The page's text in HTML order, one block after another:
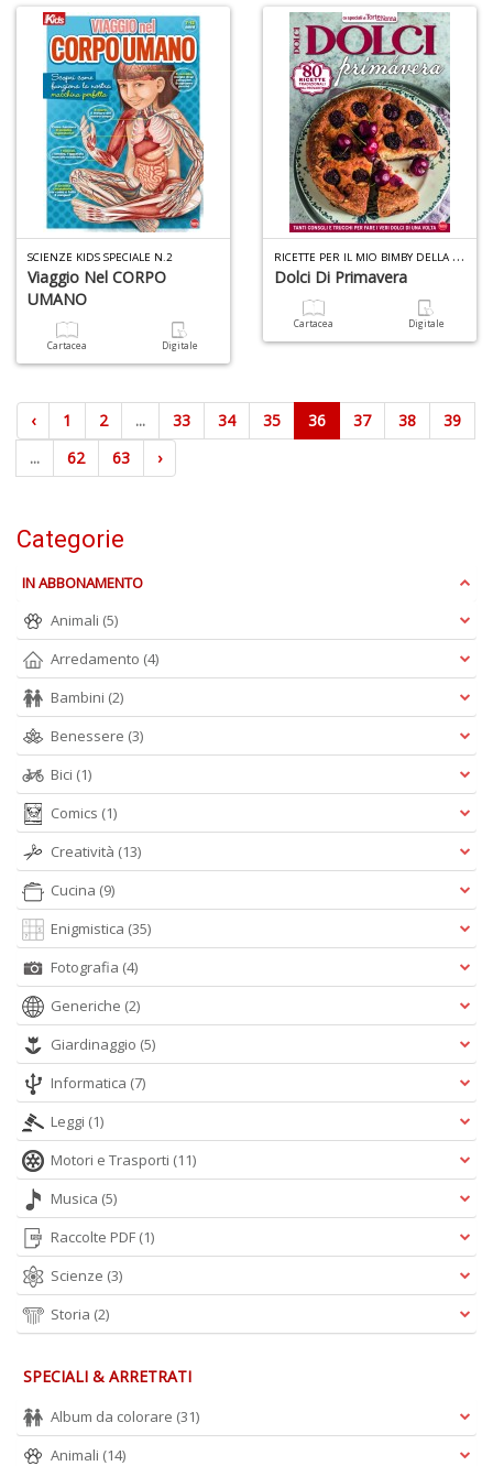
SCIENZE KIDS SPECIALE N.2
Viaggio Nel CORPO
UMANO
Cartacea Digitale
R
ICETTE PER IL MIO BIMBY DELLA NONNA N.1
Dolci Di Primavera
Cartacea Digitale
‹ 1 2 ... 33 34 35 36 37 38
39
...
62 63 ›
Categorie
IN ABBONAMENTO
Animali (5)
Arredamento (4)
Bambini (2)
Benessere (3)
Bici (1)
Comics (1)
Creatività (13)
Cucina (9)
Enigmistica (35)
Fotografia (4)
Generiche (2)
Giardinaggio (5)
Informatica (7)
Leggi (1)
Motori e Trasporti (11)
Musica (5)
Raccolte PDF (1)
Scienze (3)
Storia (2)
SPECIALI & ARRETRATI
Album da colorare (31)
Animali (14)